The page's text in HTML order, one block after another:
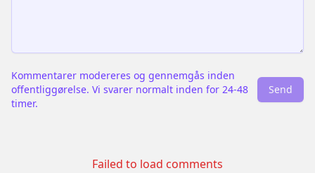
Kommentarer modereres og gennemgås inden
offentliggørelse. Vi svarer normalt inden for 24-48
timer.
Send
Failed to load comments